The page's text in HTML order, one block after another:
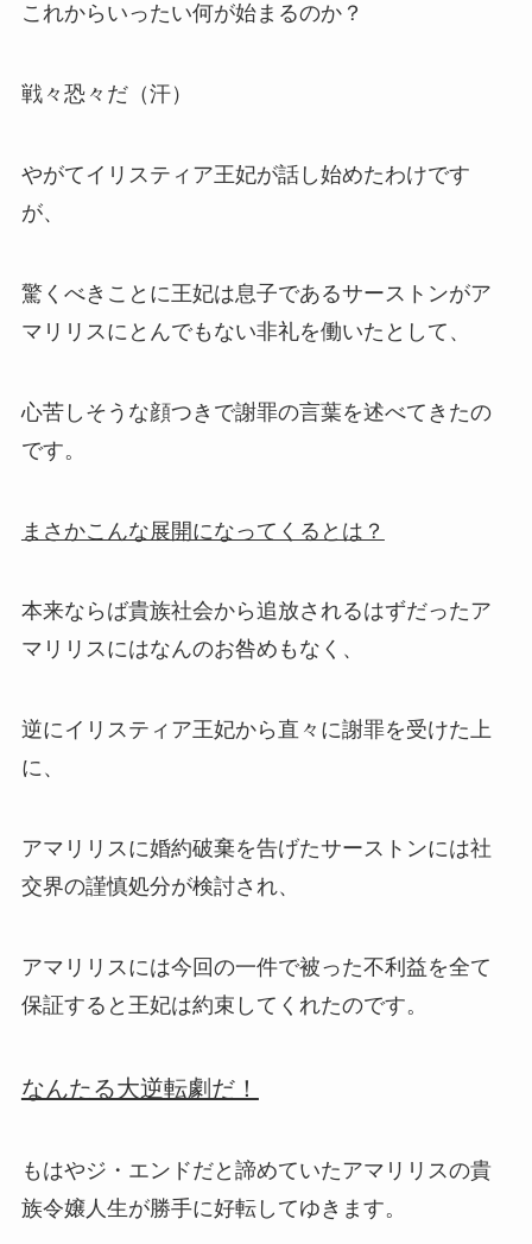
これからいったい何が始まるのか？
戦々恐々だ（汗）
やがて イリスティア王妃が話し始めたわけです
が、
驚くべきことに王妃は息子であるサーストンがア
マリリスにとんでもない非礼を働いたとして、
心苦しそうな顔つきで謝罪の言葉を述べてきたの
です。
まさかこんな展開になってくるとは？
本来ならば貴族社会から追放されるはずだったア
マリリスにはなんのお咎めもなく、
逆にイリスティア王妃から直々に謝罪を受けた上
に、
アマリリスに婚約破棄を告げたサーストンには社
交界の謹慎処分が検討され、
アマリリスには今回の一件で被った不利益を全て
保証すると王妃は約束してくれたのです。
なんたる大逆転劇だ！
もはやジ・エンドだと諦めていたアマリリスの貴
族令嬢人生が勝手に好転してゆきます。